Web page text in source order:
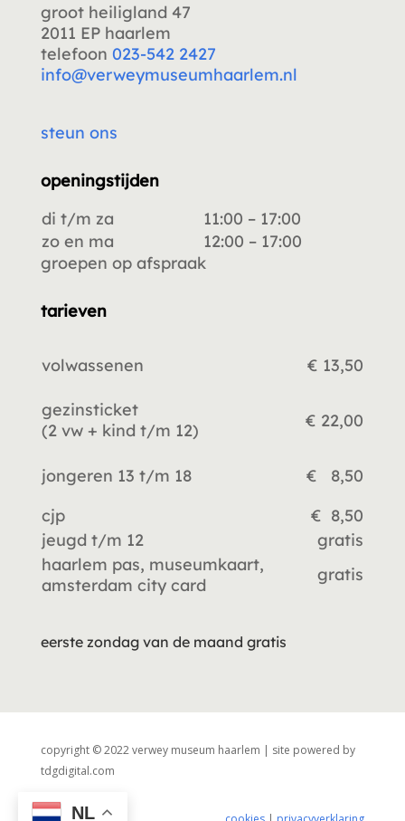
groot heiligland 47
2011 EP haarlem
telefoon 023-542 2427
info@verweymuseumhaarlem.nl
steun ons
openingstijden
di t/m za
11:00 – 17:00
zo en ma
12:00 – 17:00
groepen op afspraak
tarieven
volwassenen € 13,50
gezinsticket
(2 vw + kind t/m 12) € 22,00
jongeren 13 t/m 18
€ 8,50
cjp
€ 8,50
jeugd t/m 12
gratis
haarlem pas, museumkaart,
amsterdam city card
gratis
eerste zondag van de maand gratis
copyright © 2022 verwey museum haarlem | site powered by
tdgdigital.com
NL